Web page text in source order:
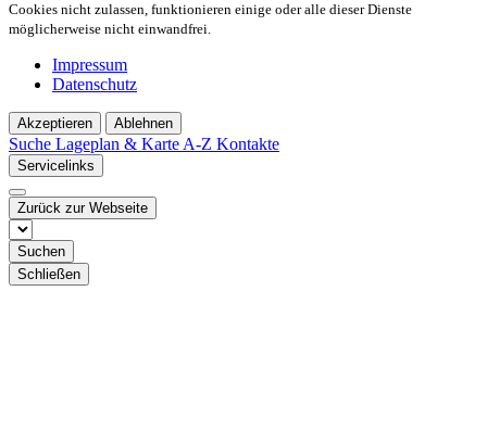
Cookies nicht zulassen, funktionieren einige oder alle dieser Dienste
möglicherweise nicht einwandfrei.
Impressum
Datenschutz
Akzeptieren Ablehnen
Suche Lageplan & Karte A-Z Kontakte
Servicelinks
Zurück zur Webseite
Suchen
Schließen